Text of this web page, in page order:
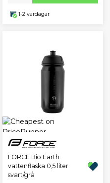
1-2 vardagar
FORCE Bio Earth
vattenflaska 0,5 liter
svart/grå